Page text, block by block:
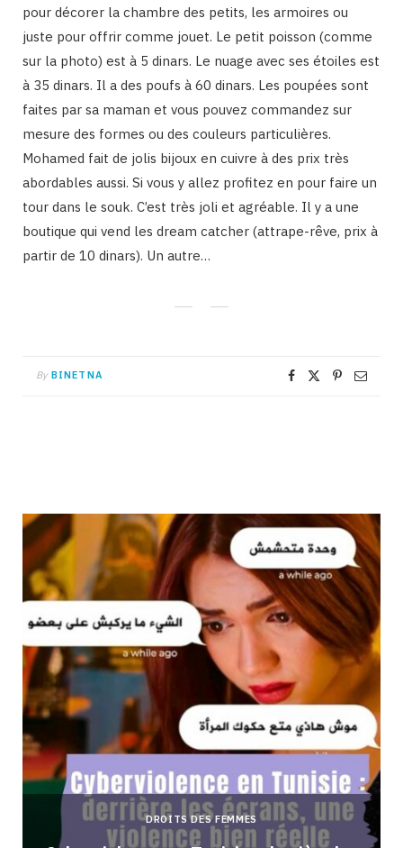
pour décorer la chambre des petits, les armoires ou
juste pour offrir comme jouet. Le petit poisson (comme
sur la photo) est à 5 dinars. Le nuage avec ses étoiles est
à 35 dinars. Il a des poufs à 60 dinars. Les poupées sont
faites par sa maman et vous pouvez commandez sur
mesure des formes ou des couleurs particulières.
Mohamed fait de jolis bijoux en cuivre à des prix très
abordables aussi. Si vous y allez profitez en pour faire un
tour dans le souk. C’est très joli et agréable. Il y a une
boutique qui vend les dream catcher (attrape-rêve, prix à
partir de 10 dinars). Un autre…
By BINETNA
DROITS DES FEMMES